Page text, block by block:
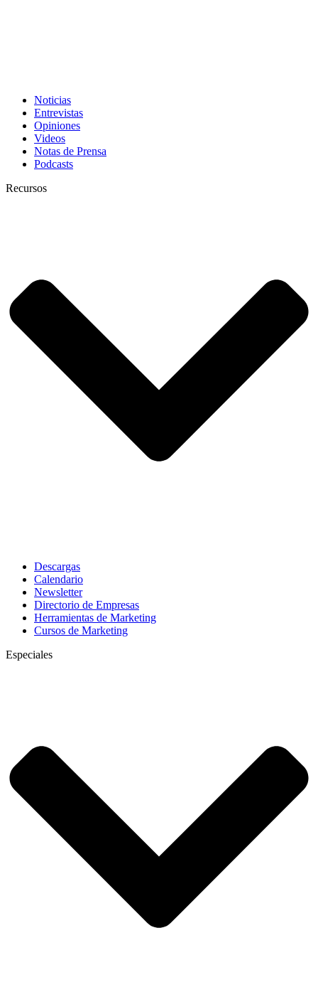
Noticias
Entrevistas
Opiniones
Videos
Notas de Prensa
Podcasts
Recursos
Descargas
Calendario
Newsletter
Directorio de Empresas
Herramientas de Marketing
Cursos de Marketing
Especiales